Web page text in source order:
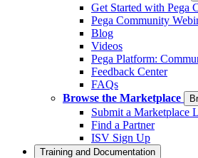
Get Started with Pega
Pega Community
Blog
Videos
Pega Platform:
Feedback Center
FAQs
Browse the Marketplace
Submit a Marketplace
Find a Partner
ISV Sign Up
Training and Documentation